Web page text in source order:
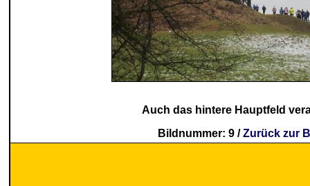
Auch das hintere Hauptfeld
Bildnummer: 9 /Zurück zur